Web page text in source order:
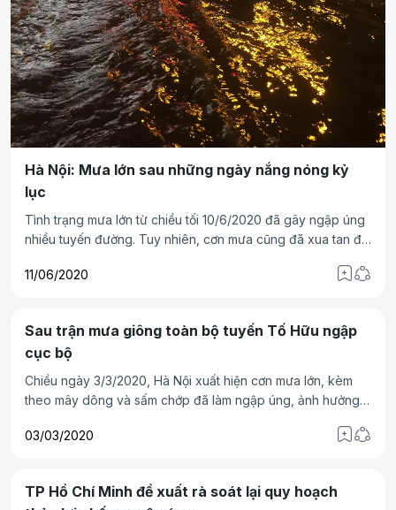
Hà Nội: Mưa lớn sau những ngày nắng nóng kỷ
lục
Tình trạng mưa lớn từ chiều tối 10/6/2020 đã gây ngập úng
nhiều tuyến đường. Tuy nhiên, cơn mưa cũng đã xua tan đi
11/06/2020
Sau trận mưa giông toàn bộ tuyến Tố Hữu ngập
cục bộ
Chiều ngày 3/3/2020, Hà Nội xuất hiện cơn mưa lớn, kèm
theo mây dông và sấm chớp đã làm ngập úng, ảnh hưởng
03/03/2020
TP Hồ Chí Minh đề xuất rà soát lại quy hoạch